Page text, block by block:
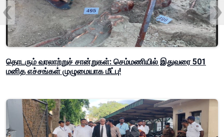
தொடரும் வரலாற்றுச் சான்றுகள்: செம்மணியில் இதுவரை 501
மனித எச்சங்கள் முழுமையாக மீட்பு!